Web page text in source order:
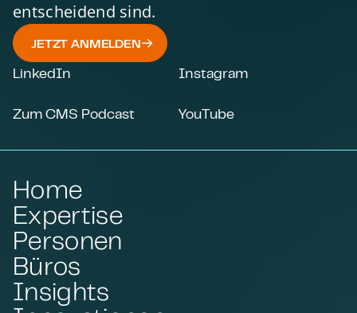
entscheidend sind.
JETZT ANMELDEN
LinkedIn Instagram
Zum CMS Podcast YouTube
Home
Expertise
Personen
Büros
Insights